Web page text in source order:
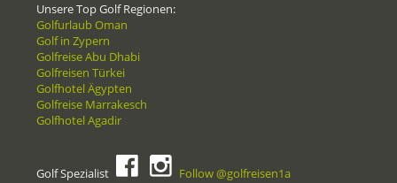
Unsere Top Golf Regionen:
Golfurlaub Oman
Golf in Zypern
Golfreise Abu Dhabi
Golfreisen Türkei
Golfhotel Ägypten
Golfreise Marrakesch
Golfhotel Agadir
Golf Spezialist Follow @golfreisen1a